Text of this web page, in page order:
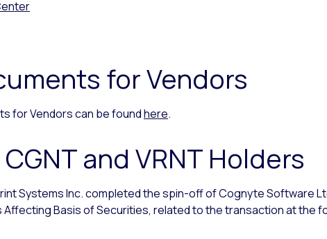
for Vendors
for Vendors can be foundhere.
and VRNT Holders
Systems Inc. completed the spin-off of Cognyte Software
Affecting Basis of Securities, related to the transaction at the